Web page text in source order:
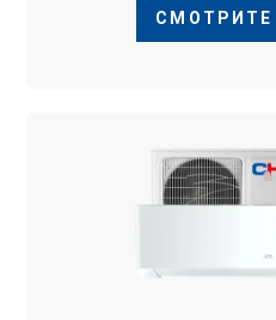
СМОТРИТЕ